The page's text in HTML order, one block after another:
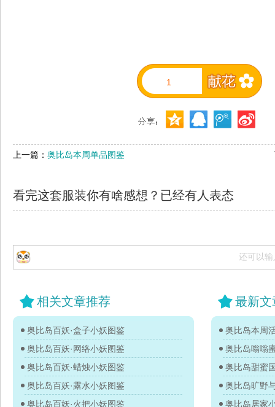
1
上一篇： 奥比岛本周单品图鉴
看完这套服装你有啥感想？已经有人表态
还可以输
相关文章推荐
奥比岛百妖·盒子小妖图鉴
奥比岛百妖·网络小妖图鉴
奥比岛百妖·蜡烛小妖图鉴
奥比岛百妖·露水小妖图鉴
奥比岛百妖·火把小妖图鉴
最新文
奥比岛本周
奥比岛嗡嗡
奥比岛甜蜜
奥比岛旷野
奥比岛居家